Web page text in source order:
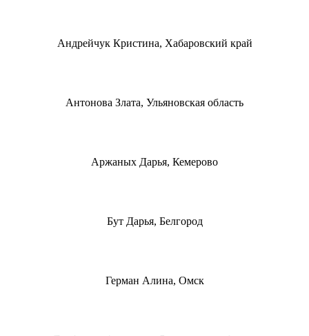
Андрейчук Кристина, Хабаровский край
Антонова Злата, Ульяновская область
Аржаных Дарья, Кемерово
Бут Дарья, Белгород
Герман Алина, Омск